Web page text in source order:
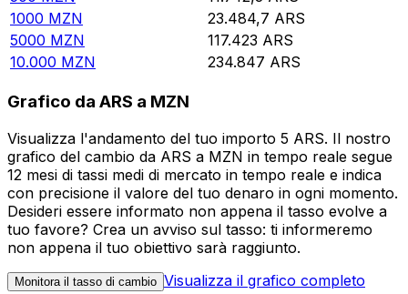
1000 MZN 23.484,7 ARS
5000 MZN 117.423 ARS
10.000 MZN 234.847 ARS
Grafico da ARS a MZN
Visualizza l'andamento del tuo importo 5 ARS. Il nostro
grafico del cambio da ARS a MZN in tempo reale segue
12 mesi di tassi medi di mercato in tempo reale e indica
con precisione il valore del tuo denaro in ogni momento.
Desideri essere informato non appena il tasso evolve a
tuo favore? Crea un avviso sul tasso: ti informeremo
non appena il tuo obiettivo sarà raggiunto.
Monitora il tasso di cambio Visualizza il grafico completo